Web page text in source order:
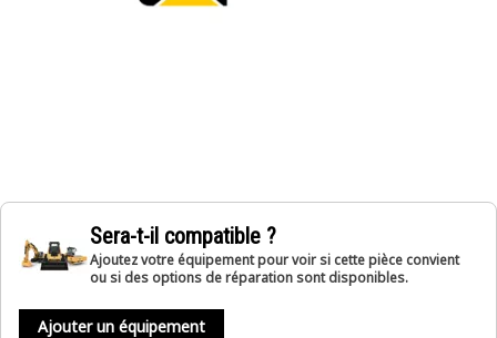
Sera-t-il compatible ?
Ajoutez votre équipement pour voir si cette pièce convient
ou si des options de réparation sont disponibles.
Ajouter un équipement